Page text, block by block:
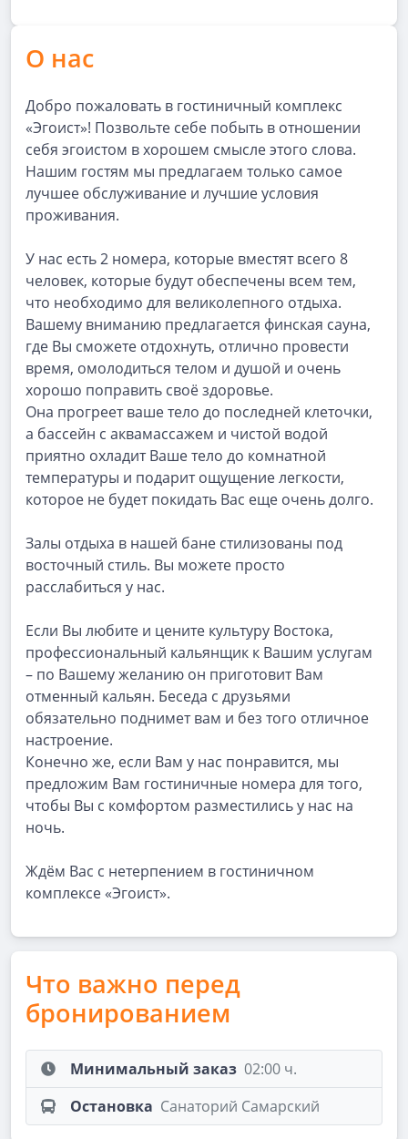
О нас
Добро пожаловать в гостиничный комплекс
«Эгоист»! Позвольте себе побыть в отношении
себя эгоистом в хорошем смысле этого слова.
Нашим гостям мы предлагаем только самое
лучшее обслуживание и лучшие условия
проживания.
У нас есть 2 номера, которые вместят всего 8
человек, которые будут обеспечены всем тем,
что необходимо для великолепного отдыха.
Вашему вниманию предлагается финская сауна,
где Вы сможете отдохнуть, отлично провести
время, омолодиться телом и душой и очень
хорошо поправить своё здоровье.
Она прогреет ваше тело до последней клеточки,
а бассейн с аквамассажем и чистой водой
приятно охладит Ваше тело до комнатной
температуры и подарит ощущение легкости,
которое не будет покидать Вас еще очень долго.
Залы отдыха в нашей бане стилизованы под
восточный стиль. Вы можете просто
расслабиться у нас.
Если Вы любите и цените культуру Востока,
профессиональный кальянщик к Вашим услугам
– по Вашему желанию он приготовит Вам
отменный кальян. Беседа с друзьями
обязательно поднимет вам и без того отличное
настроение.
Конечно же, если Вам у нас понравится, мы
предложим Вам гостиничные номера для того,
чтобы Вы с комфортом разместились у нас на
ночь.
Ждём Вас с нетерпением в гостиничном
комплексе «Эгоист».
Что важно перед
бронированием
Минимальный заказ 02:00 ч.
Остановка Санаторий Самарский